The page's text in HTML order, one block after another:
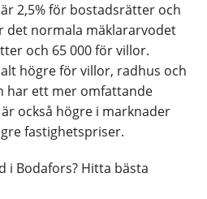
2,5% för bostadsrätter och
det normala mäklararvodet
och 65 000 för villor.
högre för villor, radhus och
har ett mer omfattande
också högre i marknader
fastighetspriser.
i Bodafors? Hitta bästa